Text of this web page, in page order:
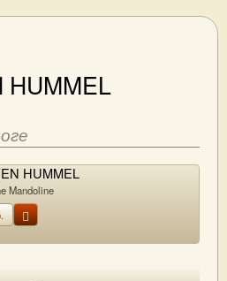
HUMMEL
HUMMEL
Mandoline